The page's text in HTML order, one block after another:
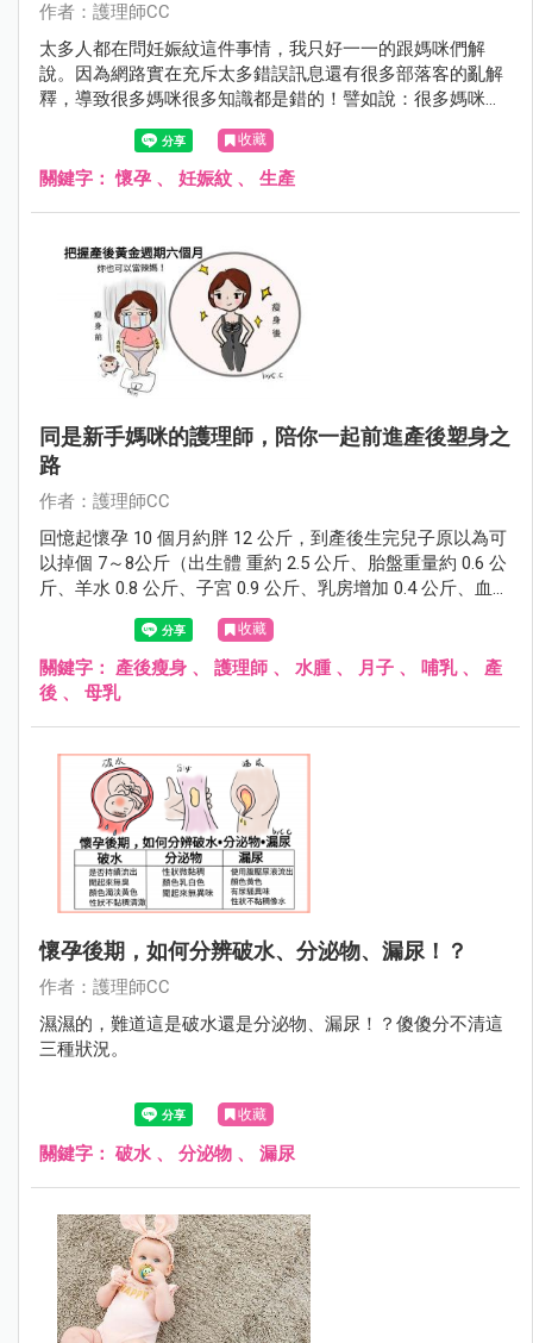
作者：護理師CC
太多人都在問妊娠紋這件事情，我只好一一的跟媽咪們解
說。因為網路實在充斥太多錯誤訊息還有很多部落客的亂解
釋，導致很多媽咪很多知識都是錯的！譬如說：很多媽咪都
會問懷孕為何會出現妊娠紋呢？到底有沒有什麼方法可以避
免有妊娠紋產生？已經出現妊娠紋，是不是有辦法消除它？
這回CC就來幫大家剔除這些網路迷思吧～
收藏
關鍵字：懷孕 、 妊娠紋 、 生產
同是新手媽咪的護理師，陪你一起前進產後塑身之
路
作者：護理師CC
回憶起懷孕 10 個月約胖 12 公斤，到產後生完兒子原以為可
以掉個 7～8公斤（出生體 重約 2.5 公斤、胎盤重量約 0.6 公
斤、羊水 0.8 公斤、子宮 0.9 公斤、乳房增加 0.4 公斤、血液
增加 1.2 公斤、其他細胞外液增加 1 公斤= 7.4 公斤），結果
發現完全沒掉反增重不少，回到月子中心量測竟胖了1～2公
斤， 10 天離開月中到娘家繼續坐月子，體重更是爆衝增加4
～5公斤，外加產後會有水腫，整個人已經無法恢復到之前
收藏
關鍵字： 產後瘦身 、 護理師 、 水腫、 月子 、 哺乳、 產
後 、 母乳
懷孕後期，如何分辨破水、分泌物、漏尿！？
作者：護理師CC
濕濕的，難道這是破水還是分泌物、漏尿！？傻傻分不清這
三種狀況。
收藏
關鍵字： 破水 、 分泌物 、 漏尿